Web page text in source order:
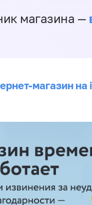
магазина —
магазин на